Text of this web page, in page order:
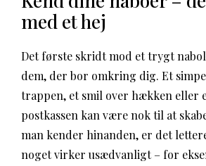
med et hej
Det første skridt mod et trygt
dem, der bor omkring dig. Et
trappen, et smil over hækken eller
postkassen kan være nok til at
man kender hinanden, er det
noget virker usædvanligt – for